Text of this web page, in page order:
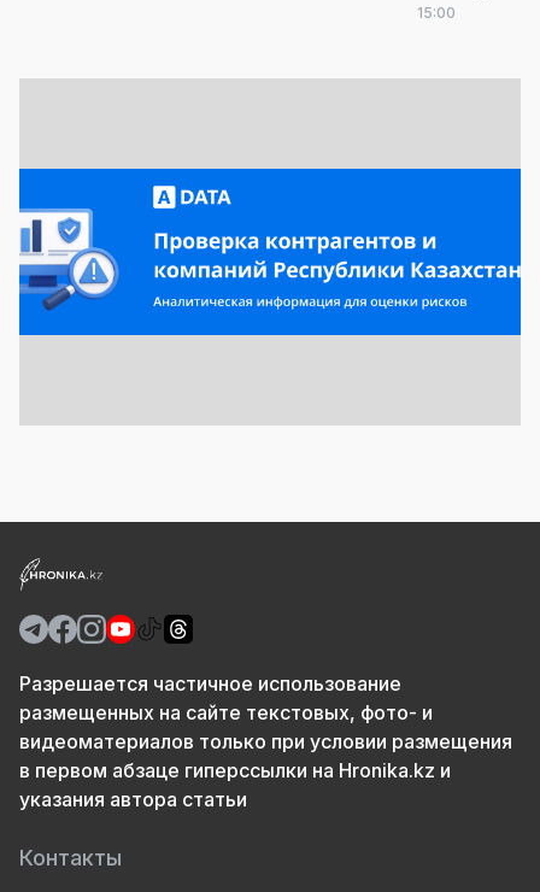
15:00
Разрешается частичное использование
размещенных на сайте текстовых, фото- и
видеоматериалов только при условии размещения
в первом абзаце гиперссылки на Hronika.kz и
указания автора статьи
Контакты